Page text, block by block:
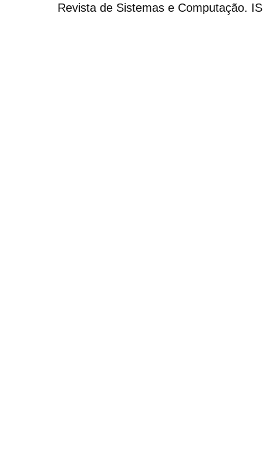
Revista de Sistemas e Computação.